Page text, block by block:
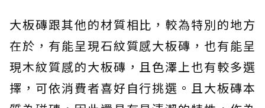
大板磚跟其他的材質相比，較為特別的地方
在於，有能呈現石紋質感大板磚，也有能呈
現木紋質感的大板磚，且色澤上也有較多選
擇，可依消費者喜好自行挑選。且大板磚本